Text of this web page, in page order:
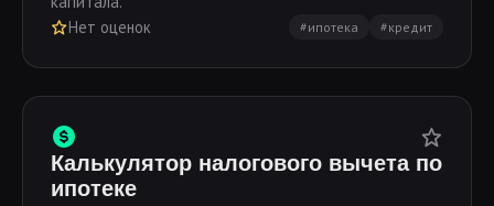
Нет оценок
#ипотека #кредит
Калькулятор налогового вычета по
ипотеке